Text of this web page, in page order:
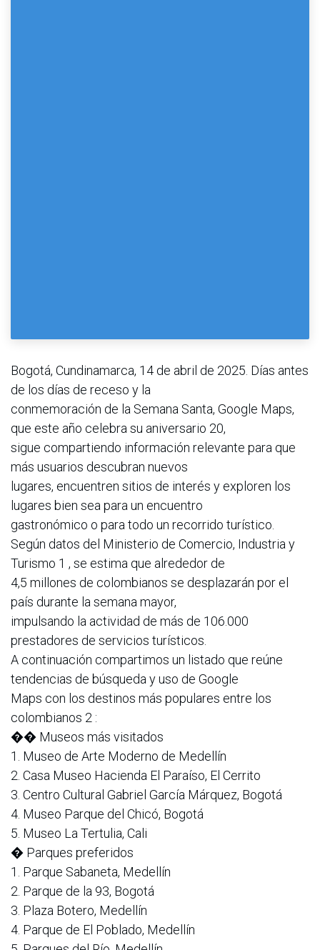
Bogotá, Cundinamarca, 14 de abril de 2025. ​​Días antes
de los días de receso y la
conmemoración de la Semana Santa, Google Maps,
que este año celebra su aniversario 20,
sigue compartiendo información relevante para que
más usuarios descubran nuevos
lugares, encuentren sitios de interés y exploren los
lugares bien sea para un encuentro
gastronómico o para todo un recorrido turístico.
Según datos del Ministerio de Comercio, Industria y
Turismo 1 , se estima que alrededor de
4,5 millones de colombianos se desplazarán por el
país durante la semana mayor,
impulsando la actividad de más de 106.000
prestadores de servicios turísticos.
A continuación compartimos un listado que reúne
tendencias de búsqueda y uso de Google
Maps con los destinos más populares entre los
colombianos 2 :
��️ Museos más visitados
1. Museo de Arte Moderno de Medellín
2. Casa Museo Hacienda El Paraíso, El Cerrito
3. Centro Cultural Gabriel García Márquez, Bogotá
4. Museo Parque del Chicó, Bogotá
5. Museo La Tertulia, Cali
� Parques preferidos
1. Parque Sabaneta, Medellín
2. Parque de la 93, Bogotá
3. Plaza Botero, Medellín
4. Parque de El Poblado, Medellín